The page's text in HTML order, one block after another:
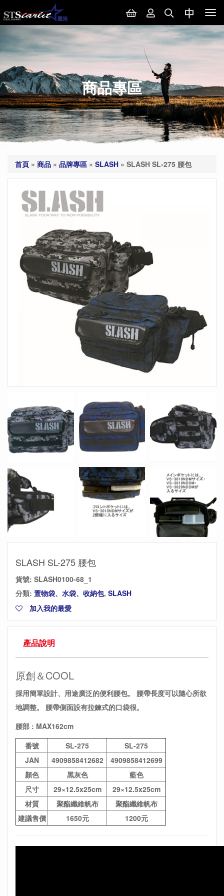
商品專區
首頁 » 商品 » 品牌專區 » SLASH » SLASH SL-275 腰包
SLASH SL-275 腰包
貨號: SLASH0100-68_1
分類: 置物袋、水袋、收納包, SLASH
加入我的最愛
產品說明
原創＆COOL
採用簡單設計、用途廣泛的便利腰包。
腰帶長度可以隨心所欲
地調整。
腰帶側面設有拉鍊式的口袋很。
腰部 : MAX162cm
番號
SL-275
SL-275
JAN
4909858412682
4909858412699
顏色
黑灰色
藍色
尺寸
29×12.5x25cm
29×12.5x25cm
材質
聚酯纖維帆布
聚酯纖維帆布
建議售價
1650元 1200元